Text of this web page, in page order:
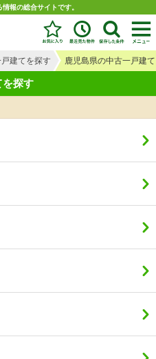
報の総合サイトです。
建てを探す 鹿児島県の中古一戸建
を探す